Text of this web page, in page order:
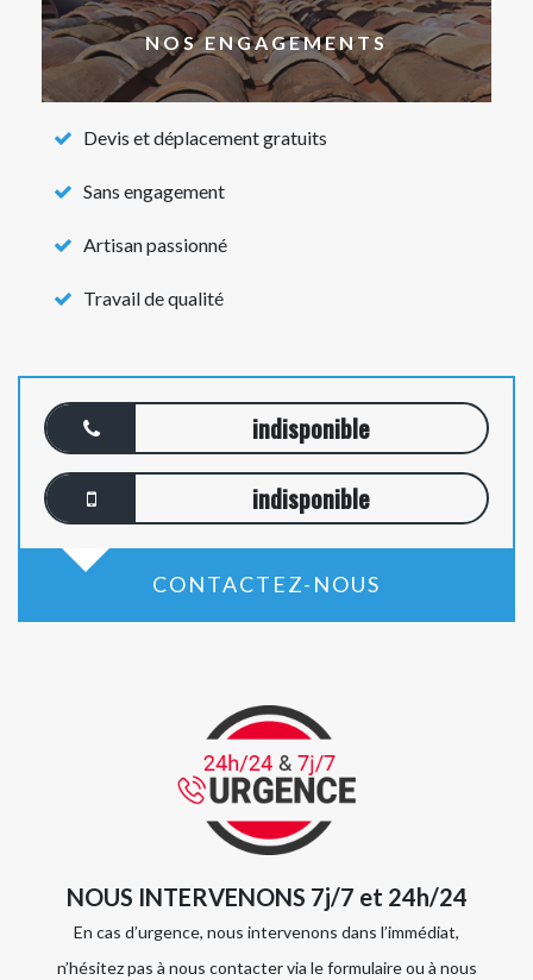
NOS ENGAGEMENTS
Devis et déplacement gratuits
Sans engagement
Artisan passionné
Travail de qualité
indisponible
indisponible
CONTACTEZ-NOUS
NOUS INTERVENONS 7j/7 et 24h/24
En cas d’urgence, nous intervenons dans l’immédiat,
n’hésitez pas à nous contacter via le formulaire ou à nous